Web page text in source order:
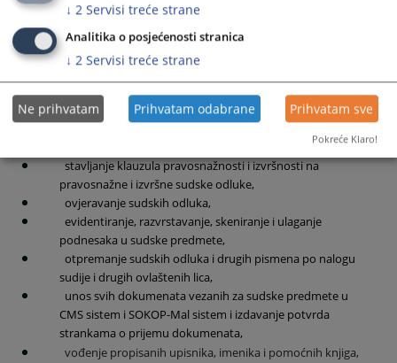
Odsjeka -Pisarnica:
Djelokrug rada, odnosno poslova Odsjeka-Pisarnica obuhvataju:
registraciju i skeniranje u Sistem za automatsko
upravljanje predmetima u sudovima (u daljem tekstu: CMS-
u),
evidentiranje, razvrstavanje, skeniranje i ulaganje
stavljanje klauzula pravosnažnosti i izvršnosti na
pravosnažne i izvršne sudske odluke,
ovjeravanje sudskih odluka,
evidentiranje, razvrstavanje, skeniranje i ulaganje
podnesaka u sudske predmete,
otpremanje sudskih odluka i drugih pismena po nalogu
sudije i drugih ovlaštenih lica,
unos svih dokumenata vezanih za sudske predmete u
CMS sistem i SOKOP-Mal sistem i izdavanje potvrda
strankama o prijemu dokumenata,
vođenje propisanih upisnika, imenika i pomoćnih knjiga,
↓ 2 Servisi treće strane
Analitika o posjećenosti stranica
↓ 2 Servisi treće strane
Ne prihvatam Prihvatam odabrane Prihvatam sve
Pokreće Klaro!